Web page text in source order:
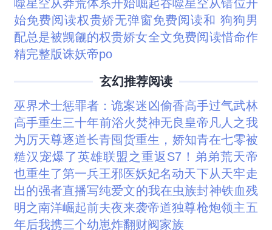
噬星空从莽荒体系开始崛起吞噬星空从错位开
始免费阅读权贵娇无弹窗免费阅读和 狗狗男
配总是被觊觎的权贵娇女全文免费阅读惜命作
精完整版诛妖帝po
玄幻推荐阅读
巫界术士惩罪者：诡案迷凶偷香高手过气武林
高手重生三十年前浴火焚神无良皇帝 凡人之我
为厉天尊逐道长青囤货重生，娇知青在七零被
糙汉宠爆了英雄联盟之重返S7！ 弟弟荒天帝
也重生了第一兵王邪医妖妃名动天下从天牢走
出的强者直播写纯爱文的我在虫族封神铁血残
明之南洋崛起前夫夜来袭帝道独尊枪炮领主五
年后我携三个幼崽炸翻财阀家族